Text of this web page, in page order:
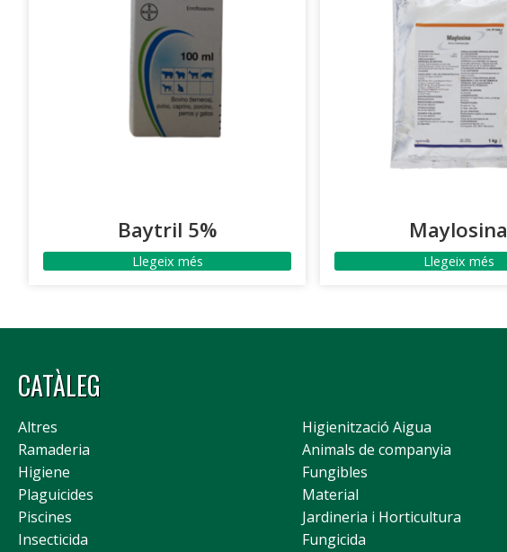
Baytril 5%
Llegeix més
Maylosina
Llegeix més
CATÀLEG
Altres
Higienització Aigua
Ramaderia
Animals de companyia
Higiene
Fungibles
Plaguicides
Material
Piscines
Jardineria i Horticultura
Insecticida
Fungicida